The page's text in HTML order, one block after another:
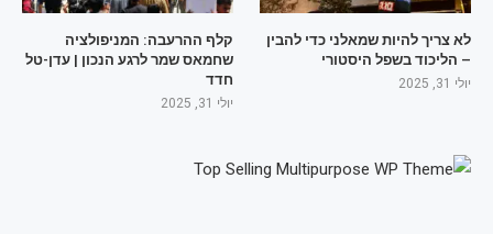
לא צריך להיות שמאלני כדי להבין
– הליכוד בשפל היסטורי
יולי 31, 2025
קלף ההרעבה: המניפולציה
שחמאס שמר לרגע הנכון | עדן-טל
חדד
יולי 31, 2025